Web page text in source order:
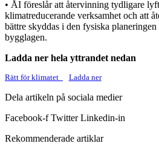
• ÅI föreslår att återvinning tydligare
klimatreducerande verksamhet och att
bättre skyddas i den fysiska
bygglagen.
Ladda ner hela yttrandet nedan
Rätt för klimatet_ Ladda ner
Dela artikeln på sociala medier
Facebook-f Twitter Linkedin-in
Rekommenderade artiklar